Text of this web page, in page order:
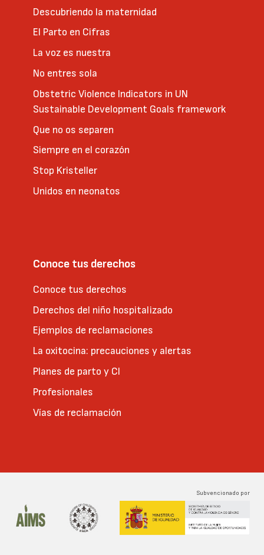
Descubriendo la maternidad
El Parto en Cifras
La voz es nuestra
No entres sola
Obstetric Violence Indicators in UN
Sustainable Development Goals framework
Que no os separen
Siempre en el corazón
Stop Kristeller
Unidos en neonatos
Conoce tus derechos
Conoce tus derechos
Derechos del niño hospitalizado
Ejemplos de reclamaciones
La oxitocina: precauciones y alertas
Planes de parto y CI
Profesionales
Vías de reclamación
Subvencionado por